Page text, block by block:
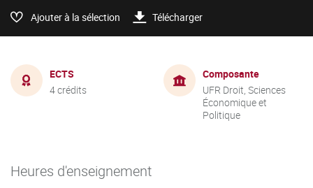
Ajouter à la sélection Télécharger
ECTS
4 crédits
Composante
UFR Droit, Sciences
Économique et
Politique
Heures d'enseignement